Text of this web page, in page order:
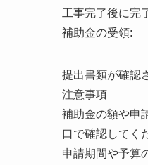
工事完了後に完
補助金の受領:
提出書類が確認
注意事項
補助金の額や申
口で確認してく
申請期間や予算